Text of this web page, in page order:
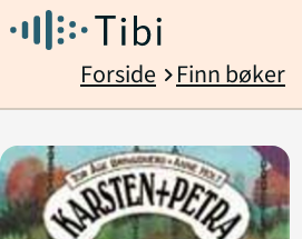
Forside chevron_rightFinn bøker